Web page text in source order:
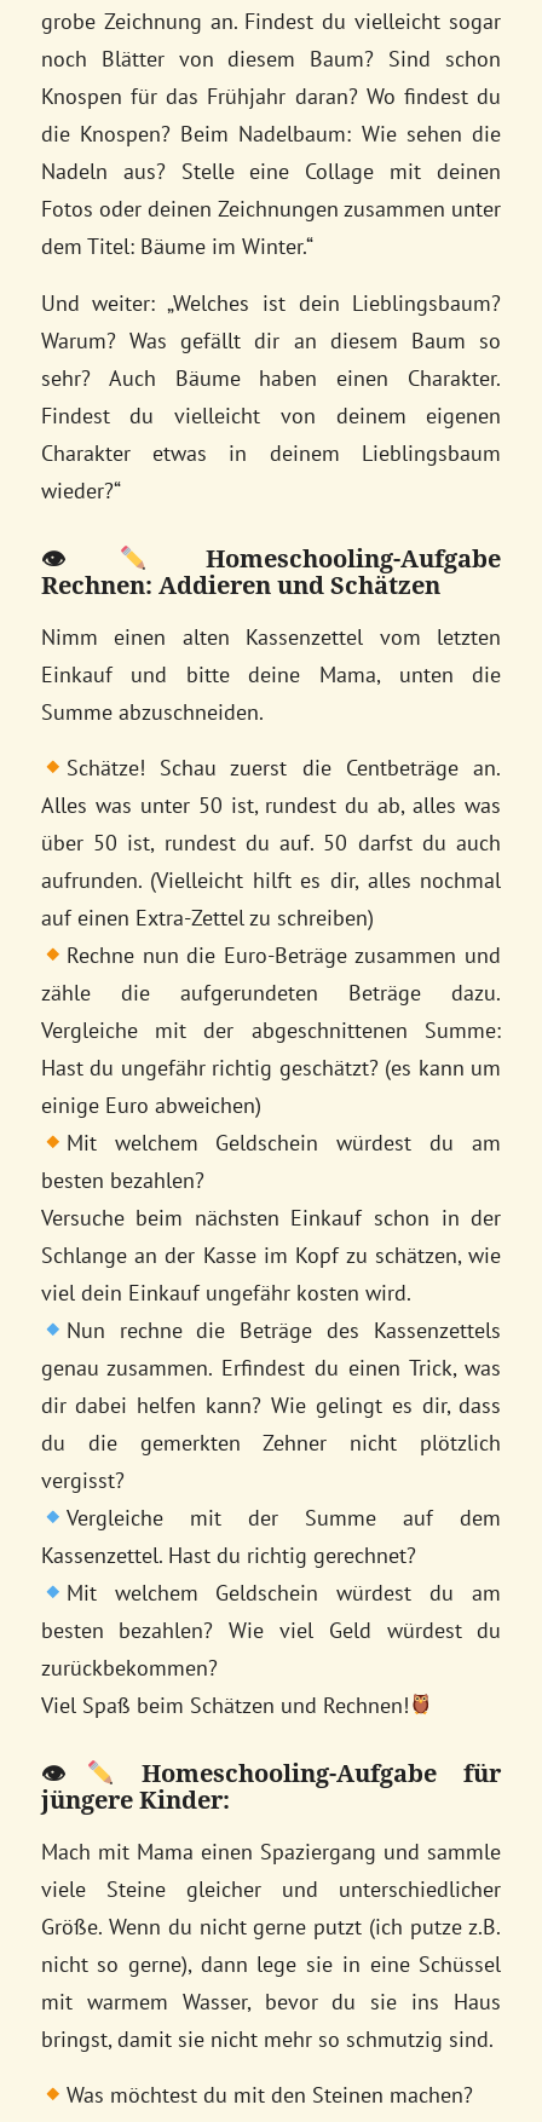
grobe Zeichnung an. Findest du vielleicht sogar
noch Blätter von diesem Baum? Sind schon
Knospen für das Frühjahr daran? Wo findest du
die Knospen? Beim Nadelbaum: Wie sehen die
Nadeln aus? Stelle eine Collage mit deinen
Fotos oder deinen Zeichnungen zusammen unter
dem Titel: Bäume im Winter.“
Und weiter: „Welches ist dein Lieblingsbaum?
Warum? Was gefällt dir an diesem Baum so
sehr? Auch Bäume haben einen Charakter.
Findest du vielleicht von deinem eigenen
Charakter etwas in deinem Lieblingsbaum
wieder?“
👁
Homeschooling-Aufgabe
Rechnen: Addieren und Schätzen
Nimm einen alten Kassenzettel vom letzten
Einkauf und bitte deine Mama, unten die
Summe abzuschneiden.
Schätze! Schau zuerst die Centbeträge an.
Alles was unter 50 ist, rundest du ab, alles was
über 50 ist, rundest du auf. 50 darfst du auch
aufrunden. (Vielleicht hilft es dir, alles nochmal
auf einen Extra-Zettel zu schreiben)
Rechne nun die Euro-Beträge zusammen und
zähle die aufgerundeten Beträge dazu.
Vergleiche mit der abgeschnittenen Summe:
Hast du ungefähr richtig geschätzt? (es kann um
einige Euro abweichen)
Mit welchem Geldschein würdest du am
besten bezahlen?
Versuche beim nächsten Einkauf schon in der
Schlange an der Kasse im Kopf zu schätzen, wie
viel dein Einkauf ungefähr kosten wird.
Nun rechne die Beträge des Kassenzettels
genau zusammen. Erfindest du einen Trick, was
dir dabei helfen kann? Wie gelingt es dir, dass
du die gemerkten Zehner nicht plötzlich
vergisst?
Vergleiche mit der Summe auf dem
Kassenzettel. Hast du richtig gerechnet?
Mit welchem Geldschein würdest du am
besten bezahlen? Wie viel Geld würdest du
zurückbekommen?
Viel Spaß beim Schätzen und Rechnen!
👁
Homeschooling-Aufgabe für
jüngere Kinder:
Mach mit Mama einen Spaziergang und sammle
viele Steine gleicher und unterschiedlicher
Größe. Wenn du nicht gerne putzt (ich putze z.B.
nicht so gerne), dann lege sie in eine Schüssel
mit warmem Wasser, bevor du sie ins Haus
bringst, damit sie nicht mehr so schmutzig sind.
Was möchtest du mit den Steinen machen?